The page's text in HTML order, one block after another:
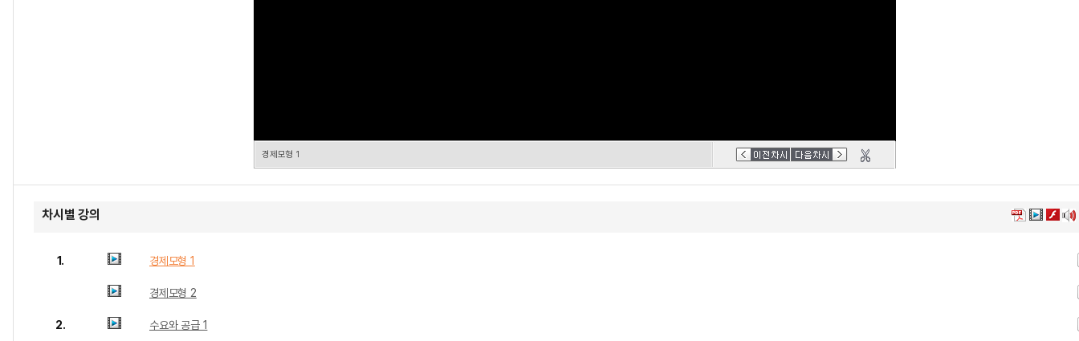
경제모형 1
차시별 강의
1. 경제모형 1
경제모형 2
2. 수요와 공급 1